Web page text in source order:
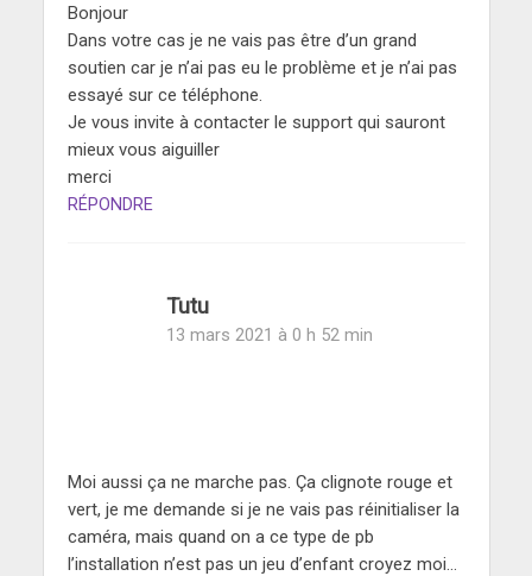
Bonjour
Dans votre cas je ne vais pas être d’un grand
soutien car je n’ai pas eu le problème et je n’ai pas
essayé sur ce téléphone.
Je vous invite à contacter le support qui sauront
mieux vous aiguiller
merci
RÉPONDRE
Tutu
13 mars 2021 à 0 h 52 min
Moi aussi ça ne marche pas. Ça clignote rouge et
vert, je me demande si je ne vais pas réinitialiser la
caméra, mais quand on a ce type de pb
l’installation n’est pas un jeu d’enfant croyez moi…